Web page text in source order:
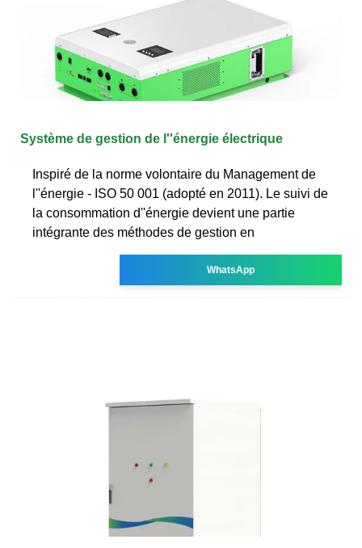
Système de gestion de l''énergie électrique
Inspiré de la norme volontaire du Management de
l''énergie - ISO 50 001 (adopté en 2011). Le suivi de
la consommation d''énergie devient une partie
intégrante des méthodes de gestion en
WhatsApp